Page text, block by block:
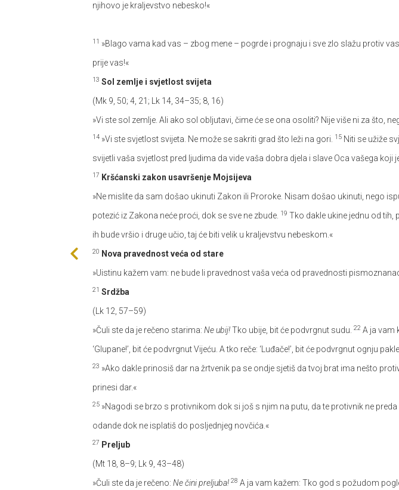
njihovo je kraljevstvo nebesko!«
11 »Blago vama kad vas – zbog mene – pogrde i prognaju i sve zlo slažu protiv
prije vas!«
13 Sol zemlje i svjetlost svijeta
(Mk 9, 50; 4, 21; Lk 14, 34–35; 8, 16)
»Vi ste sol zemlje. Ali ako sol obljutavi, čime će se ona osoliti? Nije više ni za što,
14 »Vi ste svjetlost svijeta. Ne može se sakriti grad što leži na gori. 15 Niti se užiže
svijetli vaša svjetlost pred ljudima da vide vaša dobra djela i slave Oca vašega koji
17 Kršćanski zakon usavršenje Mojsijeva
»Ne mislite da sam došao ukinuti Zakon ili Proroke. Nisam došao ukinuti, nego
potezić iz Zakona neće proći, dok se sve ne zbude. 19 Tko dakle ukine jednu od tih,
ih bude vršio i druge učio, taj će biti velik u kraljevstvu nebeskom.«
20 Nova pravednost veća od stare
»Uistinu kažem vam: ne bude li pravednost vaša veća od pravednosti
21 Srdžba
(Lk 12, 57–59)
»Čuli ste da je rečeno starima: Ne ubij!Tko ubije, bit će podvrgnut sudu. 22 A ja vam
‘Glupane!’, bit će podvrgnut Vijeću. A tko reče: ‘Luđače!’, bit će podvrgnut ognju
23 »Ako dakle prinosiš dar na žrtvenik pa se ondje sjetiš da tvoj brat ima nešto
prinesi dar.«
25 »Nagodi se brzo s protivnikom dok si još s njim na putu, da te protivnik ne
odande dok ne isplatiš do posljednjeg novčića.«
27 Preljub
(Mt 18, 8–9; Lk 9, 43–48)
»Čuli ste da je rečeno: Ne čini preljuba! 28 A ja vam kažem: Tko god s požudom